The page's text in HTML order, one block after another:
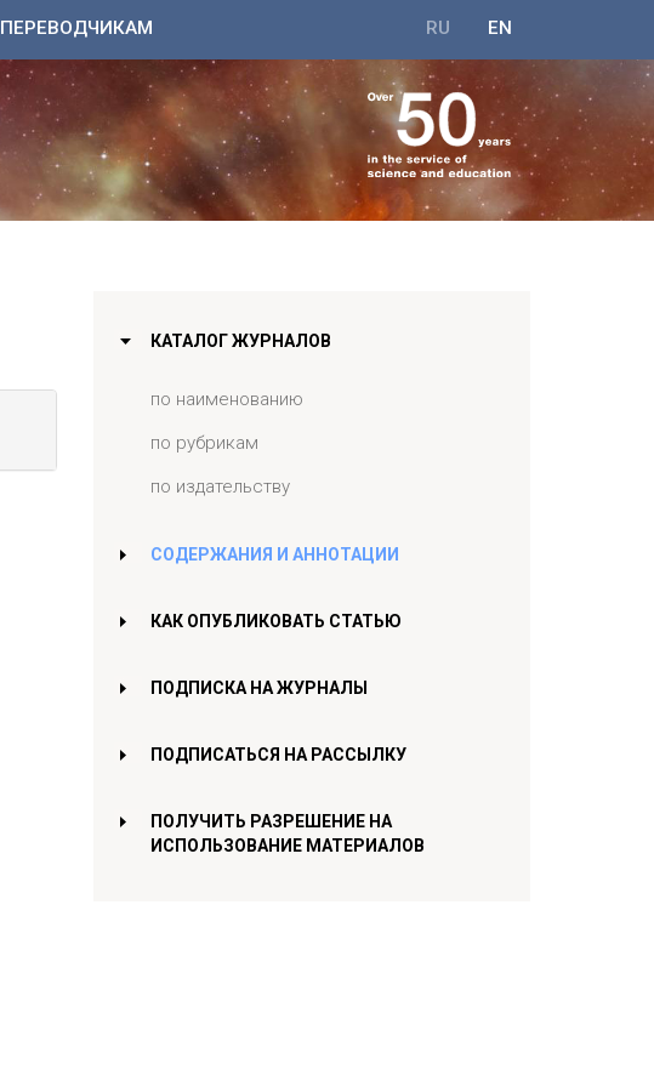
ПЕРЕВОДЧИКАМ EN
RU
КАТАЛОГ ЖУРНАЛОВ
по наименованию
по рубрикам
по издательству
СОДЕРЖАНИЯ И АННОТАЦИИ
КАК ОПУБЛИКОВАТЬ СТАТЬЮ
ПОДПИСКА НА ЖУРНАЛЫ
ПОДПИСАТЬСЯ НА РАССЫЛКУ
ПОЛУЧИТЬ РАЗРЕШЕНИЕ НА
ИСПОЛЬЗОВАНИЕ МАТЕРИАЛОВ